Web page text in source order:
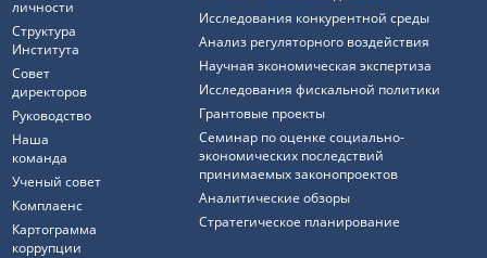
личности
Структура
Института
Совет
директоров
Руководство
Наша
команда
Ученый совет
Комплаенс
Картограмма
коррупции
Исследования конкурентной среды
Анализ регуляторного воздействия
Научная экономическая экспертиза
Исследования фискальной политики
Грантовые проекты
Семинар по оценке социально-
экономических последствий
принимаемых законопроектов
Аналитические обзоры
Стратегическое планирование